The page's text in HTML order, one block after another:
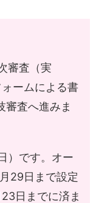
審査（実
ームによる書
審査へ進みま
）です。オー
29日まで設定
日までに済ま